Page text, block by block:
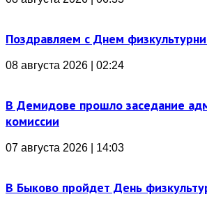
Поздравляем с Днем
08 августа 2026 | 02:24
В Демидове прошло заседание
комиссии
07 августа 2026 | 14:03
В Быково пройдет День